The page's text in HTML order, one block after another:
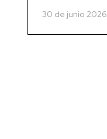
30 de junio 2026